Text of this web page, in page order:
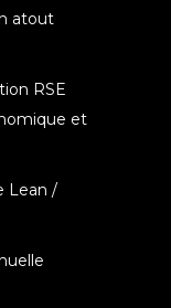
atout
RSE
et
Lean /